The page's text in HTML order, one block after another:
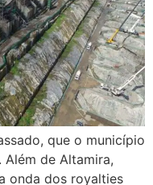
que o município
de Altamira,
onda dos royalties